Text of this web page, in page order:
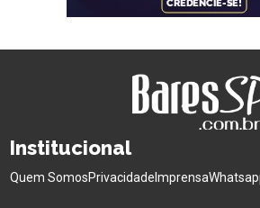
Institucional
Quem SomosPrivacidadeImprensa